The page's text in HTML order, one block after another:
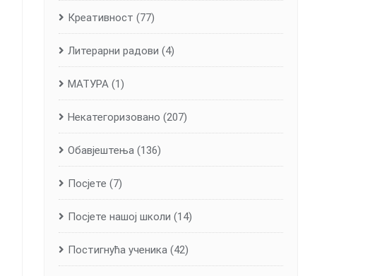
Креативност (77)
Литерарни радови (4)
МАТУРА (1)
Некатегоризовано (207)
Обавјештења (136)
Посјете (7)
Посјете нашој школи (14)
Постигнућа ученика (42)